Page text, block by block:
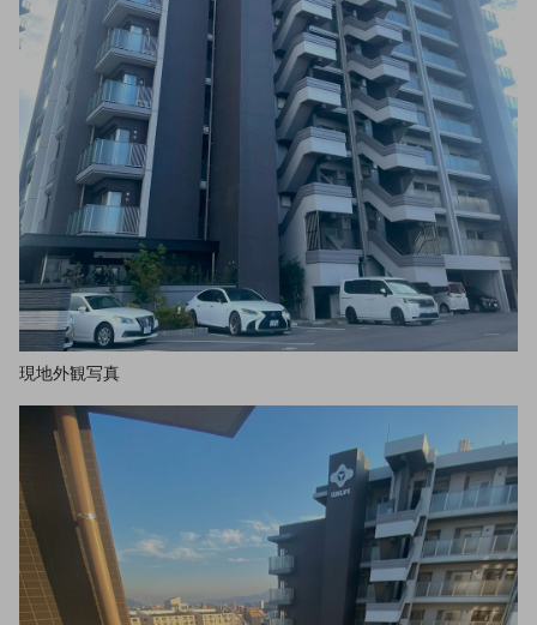
現地外観写真